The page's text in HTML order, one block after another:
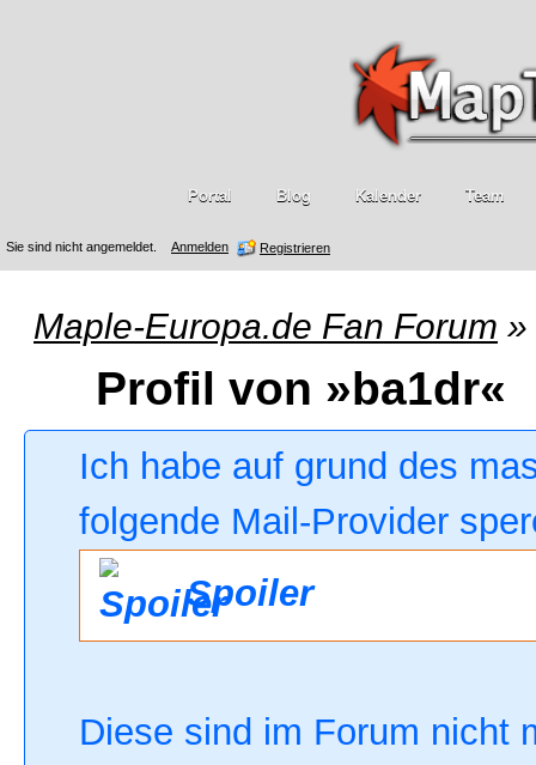
Sie sind nicht angemeldet. Anmelden Registrieren
Portal Blog Kalender Team
Maple-Europa.de Fan Forum »
Profil von »ba1dr«
Ich habe auf grund des
folgende Mail-Provider
Spoiler
Diese sind im Forum nicht